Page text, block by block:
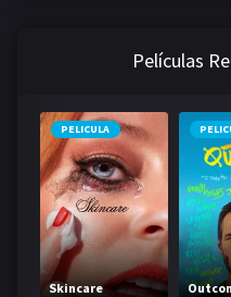
Películas
PELICULA
Skincare